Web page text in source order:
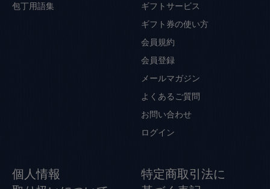
包丁用語集
ギフトサービス
ギフト券の使い方
会員規約
会員登録
メールマガジン
よくあるご質問
お問い合わせ
ログイン
個人情報
特定商取引法に